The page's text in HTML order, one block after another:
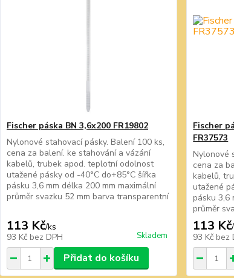
Fischer páska BN 3,6x200 FR19802
Nylonové stahovací pásky. Balení 100 ks,
cena za balení. ke stahování a vázání
kabelů, trubek apod. teplotní odolnost
utažené pásky od -40°C do+85°C šířka
pásku 3,6 mm délka 200 mm maximální
průměr svazku 52 mm barva transparentní
113 Kč/ks
93 Kč bez DPH Skladem
Přidat do košíku
Fischer
FR37573
Nylonové
cena za
kabelů,
utažené
pásku 3,6
průměr
113 Kč/
93 Kč bez